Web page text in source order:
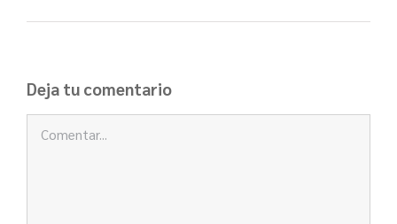
Deja tu comentario
Comentar